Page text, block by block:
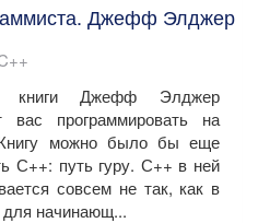
Джефф Элджер
книги Джефф Элджер
вас программировать на
можно было бы еще
С++: путь гуру. С++ в ней
совсем не так, как в
для начинающ...